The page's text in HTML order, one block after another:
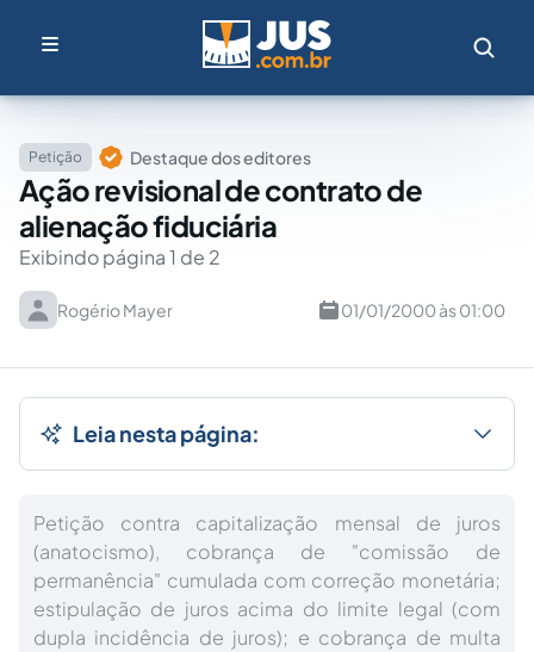
Petição Destaque dos editores
Ação revisional de contrato de
alienação fiduciária
Exibindo página 1 de 2
Rogério Mayer 01/01/2000 às 01:00
Leia nesta página:
Petição contra capitalização mensal de juros
(anatocismo), cobrança de "comissão de
permanência" cumulada com correção monetária;
estipulação de juros acima do limite legal (com
dupla incidência de juros); e cobrança de multa